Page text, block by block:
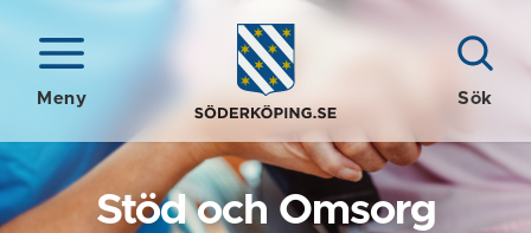
Meny Sök
Stöd och Omsorg